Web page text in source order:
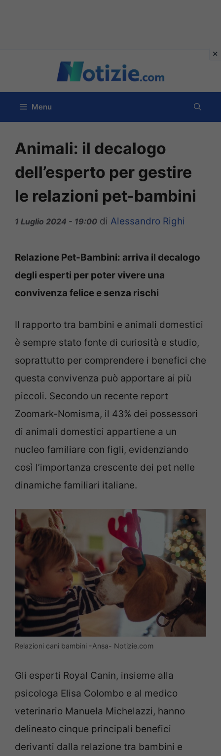
contenuto
Menu
Animali: il decalogo
dell’esperto per gestire
le relazioni pet-bambini
1 Luglio 2024 - 19:00 di Alessandro Righi
Relazione Pet-Bambini: arriva il decalogo
degli esperti per poter vivere una
convivenza felice e senza rischi
Il rapporto tra bambini e animali domestici
è sempre stato fonte di curiosità e studio,
soprattutto per comprendere i benefici che
questa convivenza può apportare ai più
piccoli. Secondo un recente report
Zoomark-Nomisma, il 43% dei possessori
di animali domestici appartiene a un
nucleo familiare con figli, evidenziando
così l’importanza crescente dei pet nelle
dinamiche familiari italiane.
Relazioni cani bambini -Ansa- Notizie.com
Gli esperti Royal Canin, insieme alla
psicologa Elisa Colombo e al medico
veterinario Manuela Michelazzi, hanno
delineato cinque principali benefici
derivanti dalla relazione tra bambini e